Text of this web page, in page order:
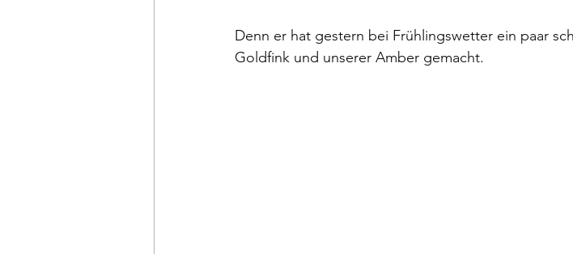
Denn er hat gestern bei Frühlingswetter ein paar
Goldfink und unserer Amber gemacht.